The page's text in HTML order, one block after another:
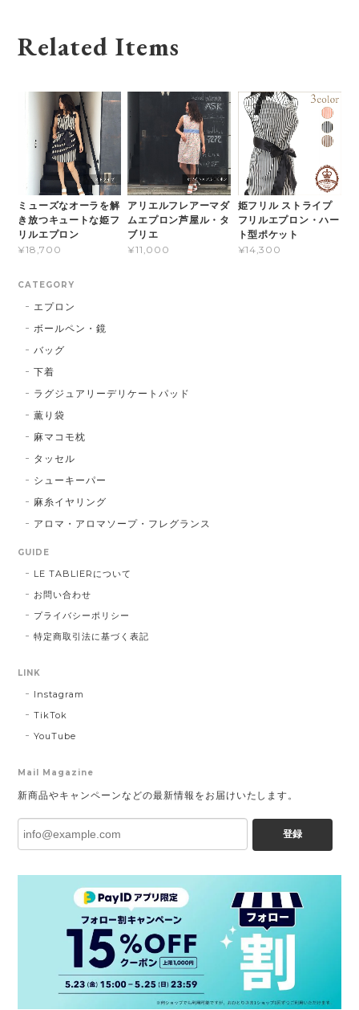
Related Items
ミューズなオーラを解
き放つキュートな姫フ
リルエプロン
¥18,700
アリエルフレアーマダ
ムエプロン芦屋ル・タ
ブリエ
¥11,000
姫フリル ストライプ
フリルエプロン・ハー
ト型ポケット
¥14,300
CATEGORY
エプロン
ボールペン・鏡
バッグ
下着
ラグジュアリーデリケートパッド
薫り袋
麻マコモ枕
タッセル
シューキーパー
麻糸イヤリング
アロマ・アロマソープ・フレグランス
GUIDE
LE TABLIERについて
お問い合わせ
プライバシーポリシー
特定商取引法に基づく表記
LINK
Instagram
TikTok
YouTube
Mail Magazine
新商品やキャンペーンなどの最新情報をお届けいたします。
登録